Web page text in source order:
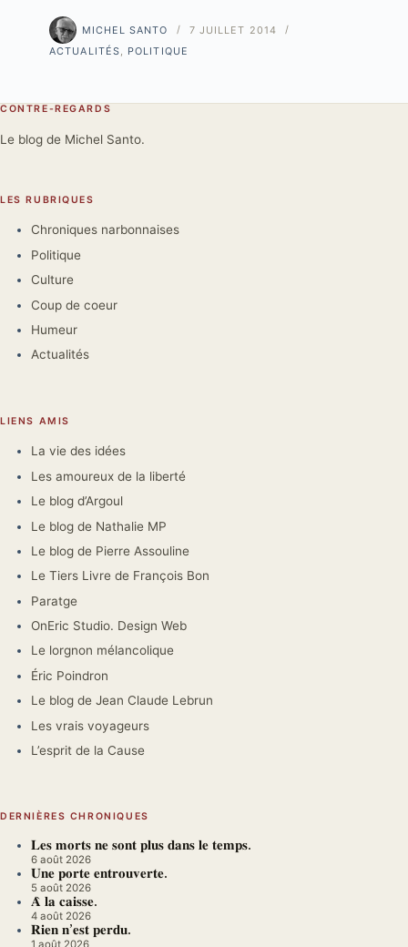
MICHEL SANTO
7 JUILLET 2014
ACTUALITÉS, POLITIQUE
CONTRE-REGARDS
Le blog de Michel Santo.
LES RUBRIQUES
Chroniques narbonnaises
Politique
Culture
Coup de coeur
Humeur
Actualités
LIENS AMIS
La vie des idées
Les amoureux de la liberté
Le blog d’Argoul
Le blog de Nathalie MP
Le blog de Pierre Assouline
Le Tiers Livre de François Bon
Paratge
OnEric Studio. Design Web
Le lorgnon mélancolique
Éric Poindron
Le blog de Jean Claude Lebrun
Les vrais voyageurs
L’esprit de la Cause
DERNIÈRES CHRONIQUES
𝐋𝐞𝐬 𝐦𝐨𝐫𝐭𝐬 𝐧𝐞 𝐬𝐨𝐧𝐭 𝐩𝐥𝐮𝐬 𝐝𝐚𝐧𝐬 𝐥𝐞 𝐭𝐞𝐦𝐩𝐬.
6 août 2026
𝐔𝐧𝐞 𝐩𝐨𝐫𝐭𝐞 𝐞𝐧𝐭𝐫𝐨𝐮𝐯𝐞𝐫𝐭𝐞.
5 août 2026
𝐀̀ 𝐥𝐚 𝐜𝐚𝐢𝐬𝐬𝐞.
4 août 2026
𝐑𝐢𝐞𝐧 𝐧’𝐞𝐬𝐭 𝐩𝐞𝐫𝐝𝐮.
1 août 2026